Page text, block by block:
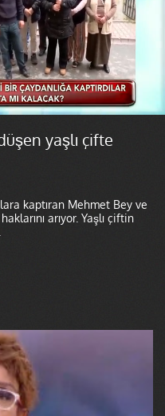
yaşlı çifte
kaptıran Mehmet Bey ve
arıyor. Yaşlı çiftin